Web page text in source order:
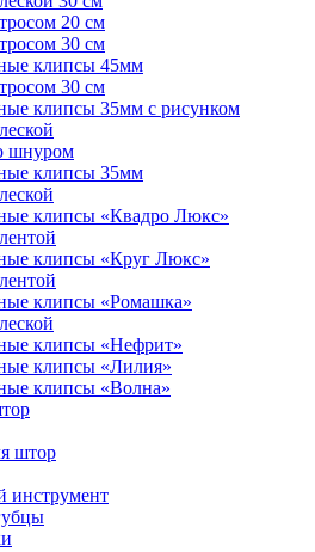
20 см
30 см
клипсы 45мм
30 см
клипсы 35мм с рисунком
шнуром
клипсы 35мм
клипсы «Квадро Люкс»
клипсы «Круг Люкс»
клипсы «Ромашка»
клипсы «Нефрит»
клипсы «Лилия»
клипсы «Волна»
штор
инструмент